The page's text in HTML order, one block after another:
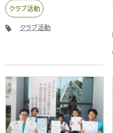
クラブ活動
クラブ活動